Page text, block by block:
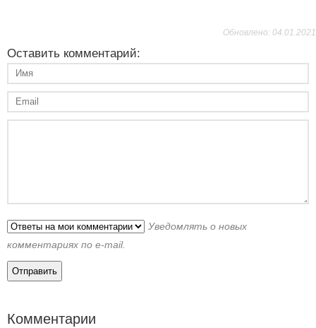
Обновлено: 04.01.2021
Оставить комментарий:
Уведомлять о новых
комментариях по e-mail.
Комментарии